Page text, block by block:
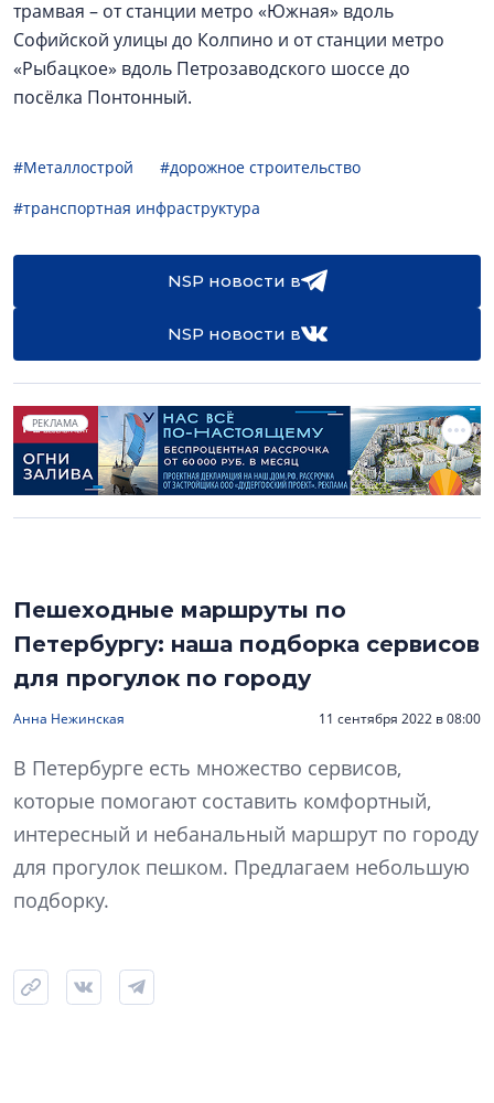
трамвая – от станции метро «Южная» вдоль
Софийской улицы до Колпино и от станции метро
«Рыбацкое» вдоль Петрозаводского шоссе до
посёлка Понтонный.
#Металлострой
#дорожное строительство
#транспортная инфраструктура
NSP новости в
NSP новости в
РЕКЛАМА
Пешеходные маршруты по
Петербургу: наша подборка сервисов
для прогулок по городу
Анна Нежинская 11 сентября 2022 в 08:00
В Петербурге есть множество сервисов,
которые помогают составить комфортный,
интересный и небанальный маршрут по городу
для прогулок пешком. Предлагаем небольшую
подборку.